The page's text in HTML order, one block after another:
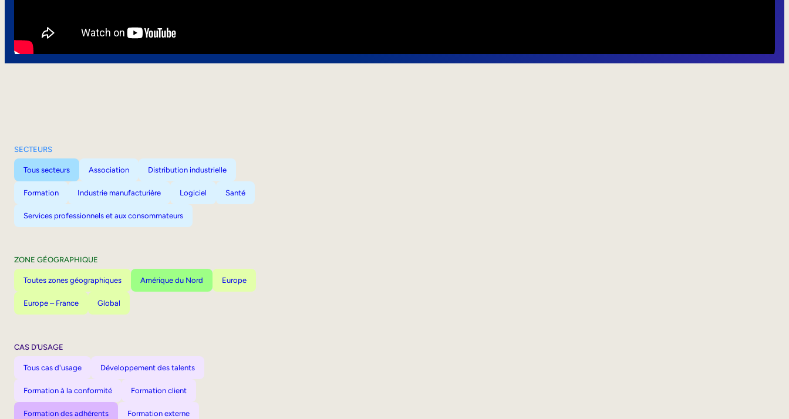
SECTEURS
Tous secteurs Association Distribution industrielle
Formation Industrie manufacturière Logiciel Santé
Services professionnels et aux consommateurs
ZONE GÉOGRAPHIQUE
Toutes zones géographiques Amérique du Nord Europe
Europe – France Global
CAS D’USAGE
Tous cas d'usage Développement des talents
Formation à la conformité Formation client
Formation des adhérents Formation externe